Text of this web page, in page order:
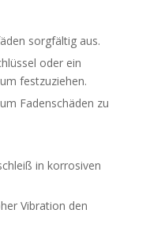
sorgfältig aus.
oder ein
festzuziehen.
Fadenschäden zu
in korrosiven
Vibration den